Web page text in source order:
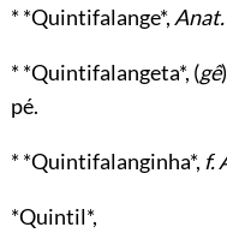
* *Quintifalange*, Anat.
* *Quintifalangeta*, (gê)
pé.
* *Quintifalanginha*, f.
*Quintil*,